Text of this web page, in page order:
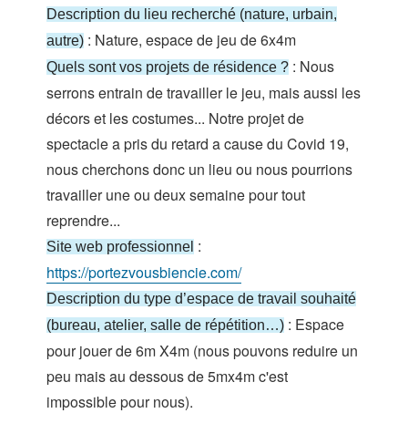
Description du lieu recherché (nature, urbain,
autre) : Nature, espace de jeu de 6x4m
Quels sont vos projets de résidence ? : Nous
serrons entrain de travailler le jeu, mais aussi les
décors et les costumes... Notre projet de
spectacle a pris du retard a cause du Covid 19,
nous cherchons donc un lieu ou nous pourrions
travailler une ou deux semaine pour tout
reprendre...
Site web professionnel :
https://portezvousbiencie.com/
Description du type d’espace de travail souhaité
(bureau, atelier, salle de répétition…) : Espace
pour jouer de 6m X4m (nous pouvons reduire un
peu mais au dessous de 5mx4m c'est
impossible pour nous).